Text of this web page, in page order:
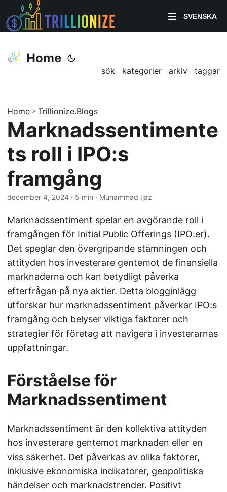
SVENSKA
Home
sök kategorier arkiv taggar
Home » Trillionize.Blogs
Marknadssentimente
ts roll i IPO:s
framgång
december 4, 2024 · 5 min · Muhammad Ijaz
Marknadssentiment spelar en avgörande roll i
framgången för Initial Public Offerings (IPO:er).
Det speglar den övergripande stämningen och
attityden hos investerare gentemot de finansiella
marknaderna och kan betydligt påverka
efterfrågan på nya aktier. Detta blogginlägg
utforskar hur marknadssentiment påverkar IPO:s
framgång och belyser viktiga faktorer och
strategier för företag att navigera i investerarnas
uppfattningar.
Förståelse för
Marknadssentiment
Marknadssentiment är den kollektiva attityden
hos investerare gentemot marknaden eller en
viss säkerhet. Det påverkas av olika faktorer,
inklusive ekonomiska indikatorer, geopolitiska
händelser och marknadstrender. Positivt